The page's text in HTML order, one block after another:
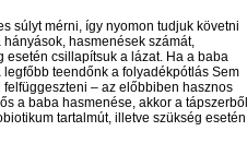
súlyt mérni, így nyomon tudjuk követni
hasmenések számát,
esetén csillapítsuk a lázat. Ha a baba
teendőnk a folyadékpótlás Sem
– az előbbiben hasznos
a baba hasmenése, akkor a tápszerből
tartalmút, illetve szükség esetén